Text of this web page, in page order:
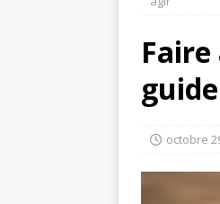
Faire
octobre